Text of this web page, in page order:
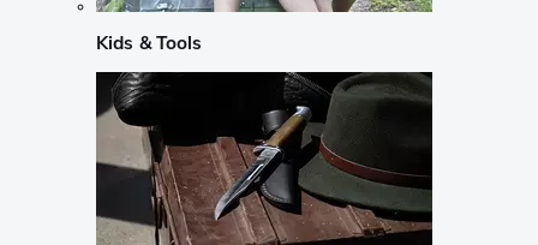
Kids & Tools